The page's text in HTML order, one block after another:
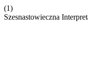
(1)
Szesnastowieczna